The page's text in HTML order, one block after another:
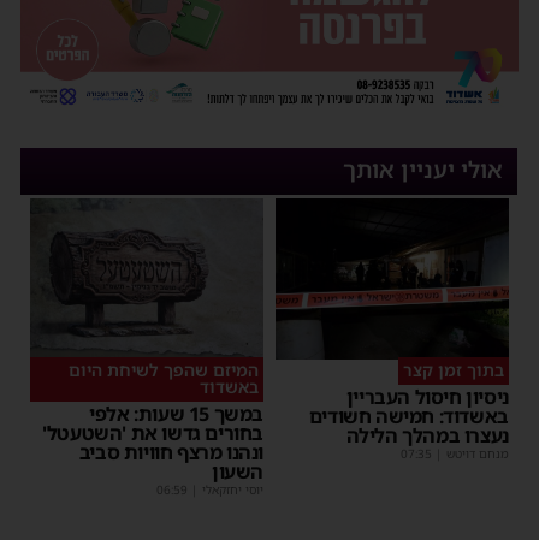
אולי יעניין אותך
בתוך זמן קצר
ניסיון חיסול העבריין
באשדוד: חמישה חשודים
נעצרו במהלך הלילה
מנחם דויטש 07:35
המיזם שהפך לשיחת היום
באשדוד
במשך 15 שעות: אלפי
בחורים גדשו את 'השטעטל'
ונהנו מרצף חוויות סביב
השעון
יוסי יחזקאלי 06:59